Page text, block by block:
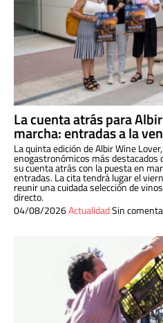
La cuenta atrás para
marcha: entradas a la
La quinta edición de Albir Wine
enogastronómicos más destacados
su cuenta atrás con la puesta en
entradas. La cita tendrá lugar el
reunir una cuidada selección de
directo.
04/08/2026ActualidadSin